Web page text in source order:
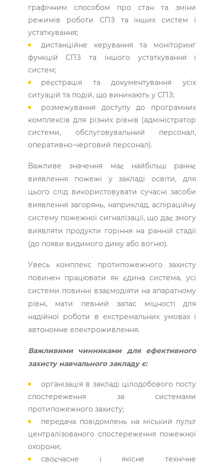
графічним способом про стан та зміни
режимів роботи СПЗ та інших систем і
устаткування;
дистанційне керування та моніторинг
функцій СПЗ та іншого устаткування і
систем;
реєстрація та документування усіх
ситуацій та подій, що виникають у СПЗ;
розмежування доступу до програмних
комплексів для різних рівнів (адміністратор
системи, обслуговувальний персонал,
оперативно-черговий персонал).
Важливе значення має найбільш раннє
виявлення пожежі у закладі освіти, для
цього слід використовувати сучасні засоби
виявлення загорянь, наприклад, аспіраційну
систему пожежної сигналізації, що дає змогу
виявляти продукти горіння на ранній стадії
(до появи видимого диму або вогню).
Увесь комплекс протипожежного захисту
повинен працювати як єдина система, усі
системи повинні взаємодіяти на апаратному
рівні, мати певний запас міцності для
надійної роботи в екстремальних умовах і
автономне електроживлення.
Важливими чинниками для ефективного
захисту навчального закладу є:
організація в закладі цілодобового посту
спостереження за системами
протипожежного захисту;
передача повідомлень на міський пульт
централізованого спостереження пожежної
охорони;
своєчасне і якісне технічне